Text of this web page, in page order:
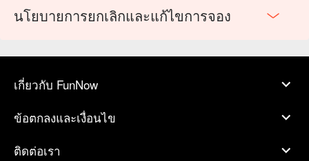
นโยบายการยกเลิกและแก้ไขการจอง
เกี่ยวกับ FunNow
ข้อตกลงและเงื่อนไข
ติดต่อเรา